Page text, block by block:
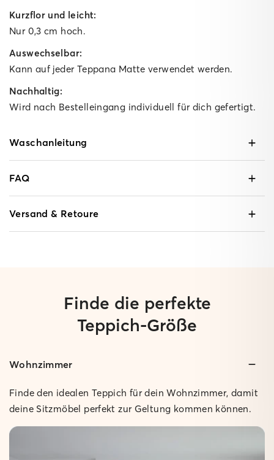
Kurzflor und leicht:
Nur 0,3 cm hoch.
Auswechselbar:
Kann auf jeder Teppana Matte verwendet werden.
Nachhaltig:
Wird nach Bestelleingang individuell für dich gefertigt.
Geringe Höhe:
lassen.
Der Teppich bleibt sicher an Ort und Stelle.
Gepolstert:
Rutschfest:
Waschanleitung
FAQ
Versand & Retoure
Finde die perfekte
Teppich-Größe
Wohnzimmer
Finde den idealen Teppich für dein Wohnzimmer, damit
deine Sitzmöbel perfekt zur Geltung kommen können.